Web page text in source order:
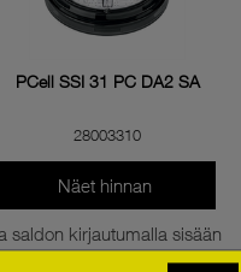
PCell SSI 31 PC DA2 SA
28003310
Näet hinnan
saldon kirjautumalla sisään